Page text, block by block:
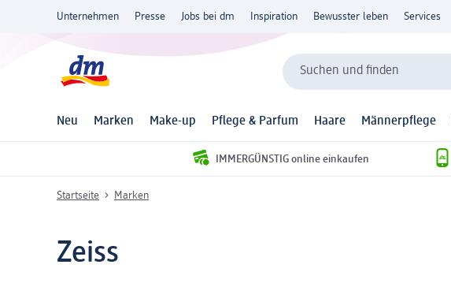
Unternehmen Presse Jobs bei dm Inspiration Bewusster leben Services
Suchen und finden
Neu Marken Make-up Pflege & Parfum Haare Männerpflege
IMMERGÜNSTIG online einkaufen
Startseite Marken
Zeiss